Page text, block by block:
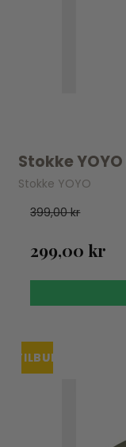
Stokke
Stokke YOYO
399,00 kr
299,00 kr
TILBUDUDSOLGT